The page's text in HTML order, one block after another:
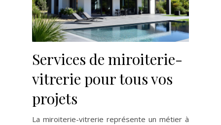
Services de miroiterie-
vitrerie pour tous vos
projets
La miroiterie-vitrerie représente un métier à